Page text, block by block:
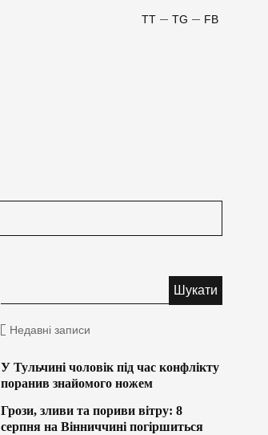
FB
TG
TT
Недавні записи
У Тульчині чоловік під час конфлікту
поранив знайомого ножем
Грози, зливи та пориви вітру: 8
серпня на Вінниччині погіршиться